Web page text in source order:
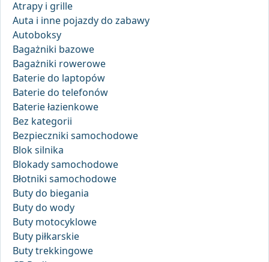
Atrapy i grille
Auta i inne pojazdy do zabawy
Autoboksy
Bagażniki bazowe
Bagażniki rowerowe
Baterie do laptopów
Baterie do telefonów
Baterie łazienkowe
Bez kategorii
Bezpieczniki samochodowe
Blok silnika
Blokady samochodowe
Błotniki samochodowe
Buty do biegania
Buty do wody
Buty motocyklowe
Buty piłkarskie
Buty trekkingowe